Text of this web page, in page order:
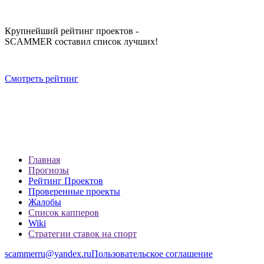
Крупнейший рейтинг проектов -
SCAMMER составил список лучших!
Смотреть рейтинг
Главная
Прогнозы
Рейтинг Проектов
Проверенные проекты
Жалобы
Список капперов
Wiki
Стратегии ставок на спорт
scammerru@yandex.ruПользовательское соглашение